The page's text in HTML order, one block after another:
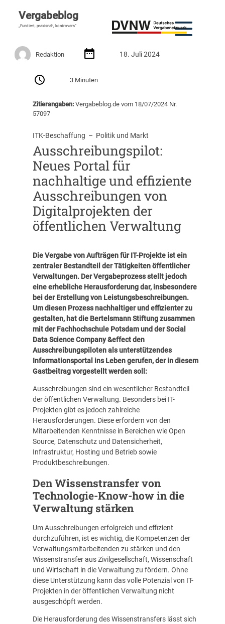
Vergabeblog
„Fundiert, praxisnah, kontrovers“
Redaktion 18. Juli 2024
3 Minuten
Zitierangaben:Vergabeblog.de vom 18/07/2024 Nr.
57097
ITK-Beschaffung
  –
Politik und Markt
Ausschreibungspilot:
Neues Portal für
nachhaltige und effiziente
Ausschreibungen von
Digitalprojekten der
öffentlichen Verwaltung
Die Vergabe von Aufträgen für IT-Projekte ist ein
zentraler Bestandteil der Tätigkeiten öffentlicher
Verwaltungen. Der Vergabeprozess stellt jedoch
eine erhebliche Herausforderung dar, insbesondere
bei der Erstellung von Leistungsbeschreibungen.
Um diesen Prozess nachhaltiger und effizienter zu
gestalten, hat die Bertelsmann Stiftung zusammen
mit der Fachhochschule Potsdam und der Social
Data Science Company &effect den
Ausschreibungspilotenals unterstützendes
Informationsportal ins Leben gerufen, der in diesem
Gastbeitrag vorgestellt werden soll:
Ausschreibungen sind ein wesentlicher Bestandteil
der öffentlichen Verwaltung. Besonders bei IT-
Projekten gibt es jedoch zahlreiche
Herausforderungen. Diese erfordern von den
Mitarbeitenden Kenntnisse in Bereichen wie Open
Source, Datenschutz und Datensicherheit,
Infrastruktur, Hosting und Betrieb sowie
Produktbeschreibungen.
Den Wissenstransfer von
Technologie-Know-how in die
Verwaltung stärken
Um Ausschreibungen erfolgreich und effizient
durchzuführen, ist es wichtig, die Kompetenzen der
Verwaltungsmitarbeitenden zu stärken und den
Wissenstransfer aus Zivilgesellschaft, Wissenschaft
und Wirtschaft in die Verwaltung zu fördern. Ohne
diese Unterstützung kann das volle Potenzial von IT-
Projekten in der öffentlichen Verwaltung nicht
ausgeschöpft werden.
Die Herausforderung des Wissenstransfers lässt sich